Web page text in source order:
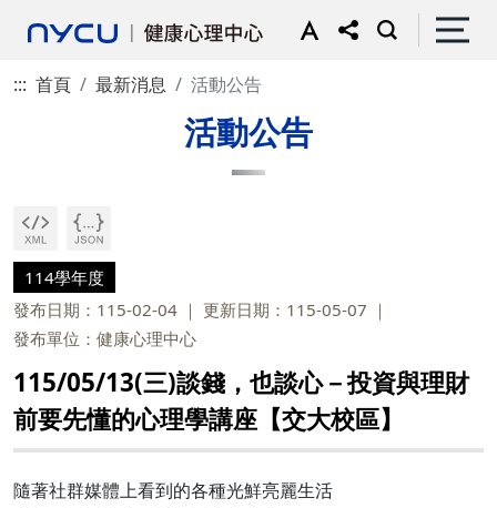
::: 首頁 最新消息 活動公告
活動公告
114學年度
發布日期：115-02-04
更新日期：115-05-07
發布單位：健康心理中心
115/05/13(三)談錢，也談心－投資與理財
前要先懂的心理學講座【交大校區】
隨著社群媒體上看到的各種光鮮亮麗生活